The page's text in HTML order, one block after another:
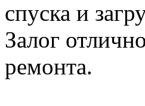
спуска и
Залог
ремонта.